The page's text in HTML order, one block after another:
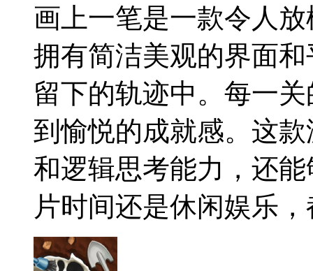
画上一笔是一款令人
拥有简洁美观的界面
留下的轨迹中。每一
到愉悦的成就感。这
和逻辑思考能力，还
片时间还是休闲娱乐